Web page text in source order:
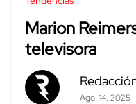
Marion
televisora
Ago. 14, 2025